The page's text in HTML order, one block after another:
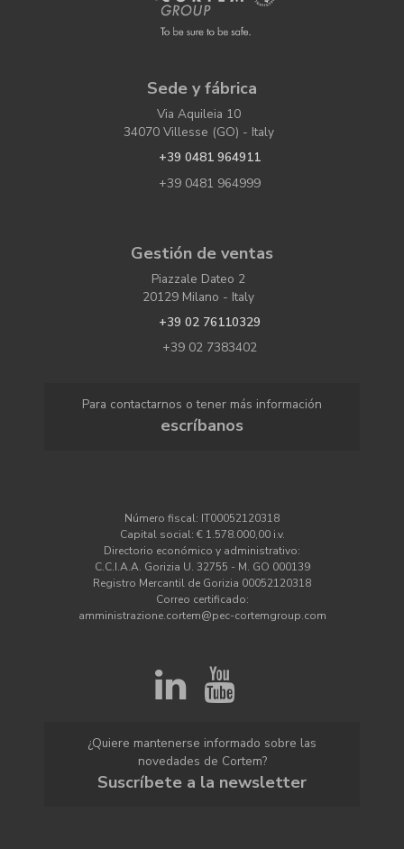
Sede y fábrica
Via Aquileia 10
34070 Villesse (GO) - Italy
+39 0481 964911
+39 0481 964999
Gestión de ventas
Piazzale Dateo 2
20129 Milano - Italy
+39 02 76110329
+39 02 7383402
Para contactarnos o tener más información
escríbanos
Número fiscal: IT00052120318
Capital social: € 1.578.000,00 i.v.
Directorio económico y administrativo:
C.C.I.A.A. Gorizia U. 32755 - M. GO 000139
Registro Mercantil de Gorizia 00052120318
Correo certificado:
amministrazione.cortem@pec-cortemgroup.com
¿Quiere mantenerse informado sobre las
novedades de Cortem?
Suscríbete a la newsletter